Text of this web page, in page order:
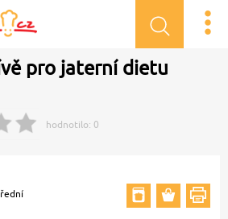
pro jaterní dietu
hodnotilo: 0